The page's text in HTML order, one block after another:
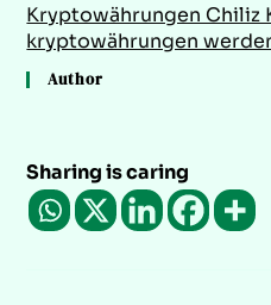
Kryptowährungen Chiliz
kryptowährungen
Author
Sharing is caring